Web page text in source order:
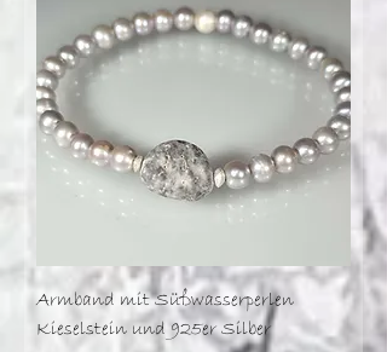
Armband mit Süßwasserperlen
Kieselstein und 925er Silber